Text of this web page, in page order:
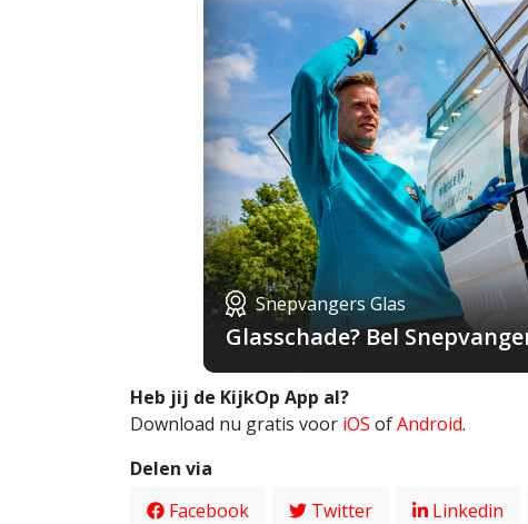
Snepvangers Glas
Glasschade? Bel
Heb jij de KijkOp App al?
Download nu gratis voor iOS ofAndroid.
Delen via
Facebook
Twitter Linkedin